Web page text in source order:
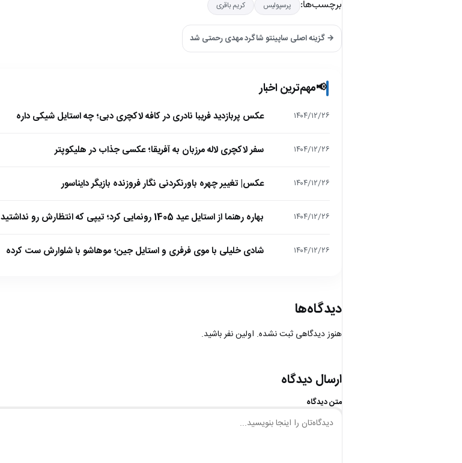
برچسب‌ها: پرسپولیس کریم باقری
→ گزینه اصلی ساپینتو شاگرد مهدی رحمتی شد
📢مهم‌ترین اخبار
۱۴۰۴/۱۲/۲۶ عکس پربازدید فریبا نادری در کافه لاکچری دبی؛ چه استایل شیکی داره
۱۴۰۴/۱۲/۲۶ سفر لاکچری لاله مرزبان به آفریقا؛ عکسی جذاب در هلیکوپتر
۱۴۰۴/۱۲/۲۶ عکس| تغییر چهره باورنکردنی نگار فروزنده بازیگر دایناسور
۱۴۰۴/۱۲/۲۶ بهاره رهنما از استایل عید 1405 رونمایی کرد؛ تیپی که انتظارش رو نداشتید
۱۴۰۴/۱۲/۲۶ شادی خلیلی با موی فرفری و استایل جین؛ موهاشو با شلوارش ست کرده
دیدگاه‌ها
هنوز دیدگاهی ثبت نشده. اولین نفر باشید.
ارسال دیدگاه
متن دیدگاه